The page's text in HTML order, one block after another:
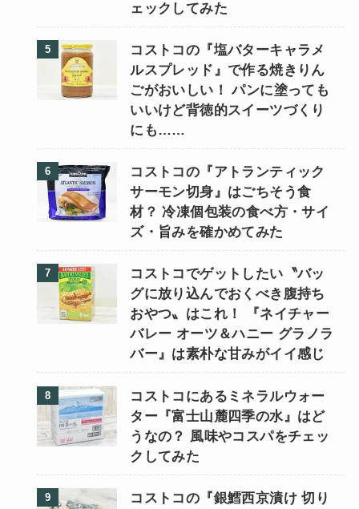
ェックしてみた
コストコの『塩バターキャラメ
ルスプレッド』で作る焼きりん
ごがおいしい！ パンに塗っても
いいけど背徳的スイーツづくり
にも……
コストコの『アトランティック
サーモン切身』はごちそう食
材？ 冷凍個包装の食べ方・サイ
ズ・旨みを確かめてみた
コストコでゲットしたい〝バッ
グに放り込んでおくべき腹持ち
おやつ〟はこれ！ 『ネイチャー
バレー オーツ＆ハニー グラノラ
バー』は素朴な甘みがイイ感じ
コストコにあるミネラルウォー
ター『富士山麓四季の水』はど
うなの？ 風味やコスパをチェッ
クしてみた
コストコの『銀鱈西京漬け 切り